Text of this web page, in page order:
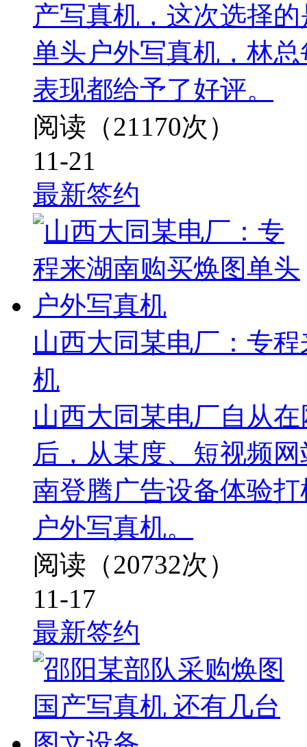
产写真机，这次选择
单头户外写真机，林
表现都给予了好评。
阅读（21170次）
11-21
最新签约
山西大同某电厂：专
机
山西大同某电厂自从
后，从某度、短视频
南登腾广告设备体验
户外写真机。
阅读（20732次）
11-17
最新签约